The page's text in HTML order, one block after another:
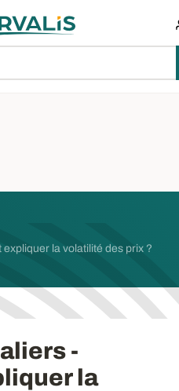
la volatilité des prix ?
-
la